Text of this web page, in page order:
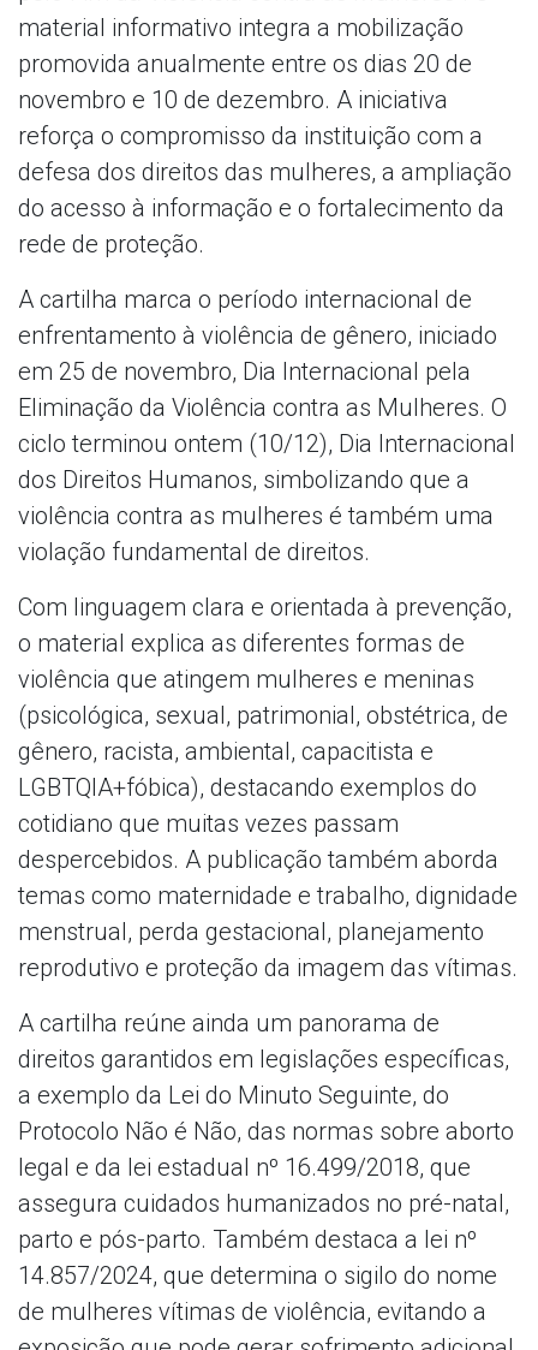
material informativo integra a mobilização
promovida anualmente entre os dias 20 de
novembro e 10 de dezembro. A iniciativa
reforça o compromisso da instituição com a
defesa dos direitos das mulheres, a ampliação
do acesso à informação e o fortalecimento da
rede de proteção.
A cartilha marca o período internacional de
enfrentamento à violência de gênero, iniciado
em 25 de novembro, Dia Internacional pela
Eliminação da Violência contra as Mulheres. O
ciclo terminou ontem (10/12), Dia Internacional
dos Direitos Humanos, simbolizando que a
violência contra as mulheres é também uma
violação fundamental de direitos.
Com linguagem clara e orientada à prevenção,
o material explica as diferentes formas de
violência que atingem mulheres e meninas
(psicológica, sexual, patrimonial, obstétrica, de
gênero, racista, ambiental, capacitista e
LGBTQIA+fóbica), destacando exemplos do
cotidiano que muitas vezes passam
despercebidos. A publicação também aborda
temas como maternidade e trabalho, dignidade
menstrual, perda gestacional, planejamento
reprodutivo e proteção da imagem das vítimas.
A cartilha reúne ainda um panorama de
direitos garantidos em legislações específicas,
a exemplo da Lei do Minuto Seguinte, do
Protocolo Não é Não, das normas sobre aborto
legal e da lei estadual nº 16.499/2018, que
assegura cuidados humanizados no pré-natal,
parto e pós-parto. Também destaca a lei nº
14.857/2024, que determina o sigilo do nome
de mulheres vítimas de violência, evitando a